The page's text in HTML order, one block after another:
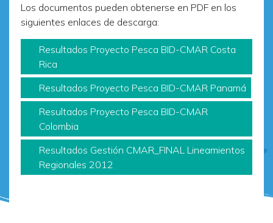
Los documentos pueden obtenerse en PDF en los
siguientes enlaces de descarga:
Resultados Proyecto Pesca BID-CMAR Costa
Rica
Resultados Proyecto Pesca BID-CMAR Panamá
Resultados Proyecto Pesca BID-CMAR
Colombia
Resultados Gestión CMAR_FINAL Lineamientos
Regionales 2012